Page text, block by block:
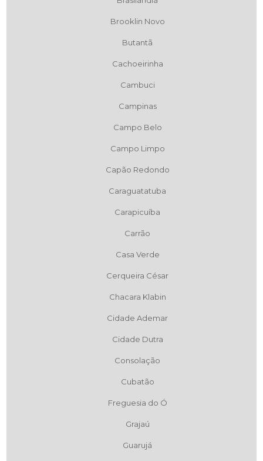
Brooklin Novo
Butantã
Cachoeirinha
Cambuci
Campinas
Campo Belo
Campo Limpo
Capão Redondo
Caraguatatuba
Carapicuíba
Carrão
Casa Verde
Cerqueira César
Chacara Klabin
Cidade Ademar
Cidade Dutra
Consolação
Cubatão
Freguesia do Ó
Grajaú
Guarujá